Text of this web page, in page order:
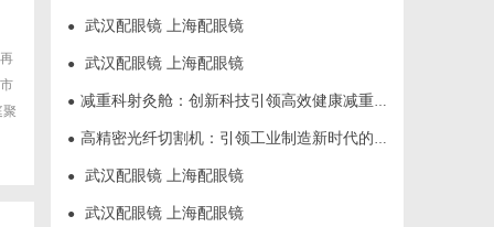
● 武汉配眼镜 上海配眼镜
● 武汉配眼镜 上海配眼镜
● 减重科射灸舱：创新科技引领高效健康减重新时代
● 高精密光纤切割机：引领工业制造新时代的利器
● 武汉配眼镜 上海配眼镜
● 武汉配眼镜 上海配眼镜